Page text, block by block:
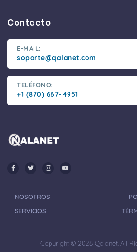
Contacto
E-MAIL:
soporte@qalanet.com
TELÉFONO:
+1 (870) 667-4951
NOSOTROS
SERVICIOS
Copyright © 2026 Qalanet. All